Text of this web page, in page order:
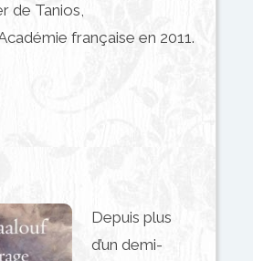
de Tanios,
française en 2011.
Depuis plus
d’un demi-